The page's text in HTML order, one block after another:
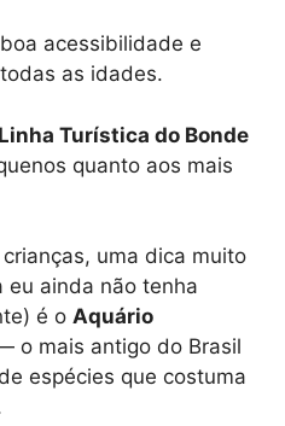
acessibilidade e
as idades.
Linha Turística do Bonde
quanto aos mais
uma dica muito
eu ainda não tenha
é o Aquário
o mais antigo do Brasil
espécies que costuma